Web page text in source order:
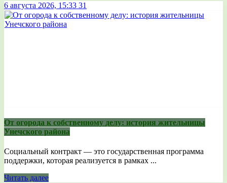
6 августа 2026, 15:33 31
От огорода к собственному делу: история жительницы
Унечского района
Социальный контракт — это государственная программа
поддержки, которая реализуется в рамках ...
Читать далее